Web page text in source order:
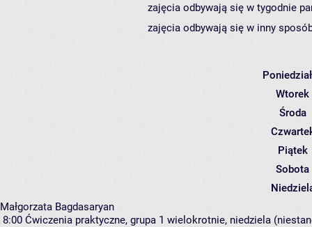
zajęcia odbywają się w tygodnie
zajęcia odbywają się w inny
Wtorek
Środa
Piątek
Sobota
Małgorzata Bagdasaryan
8:00 Ćwiczenia praktyczne, grupa 1 wielokrotnie, niedziela